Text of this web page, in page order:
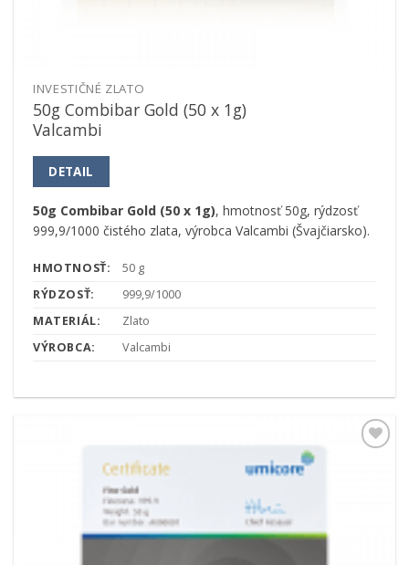
INVESTIČNÉ ZLATO
50g Combibar Gold (50 x 1g)
Valcambi
DETAIL
50g Combibar Gold (50 x 1g), hmotnosť 50g, rýdzosť
999,9/1000 čistého zlata, výrobca Valcambi (Švajčiarsko).
HMOTNOSŤ:
50 g
RÝDZOSŤ:
999,9/1000
MATERIÁL:
Zlato
VÝROBCA:
Valcambi